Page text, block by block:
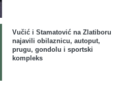
Vučić i Stamatović na Zlatiboru
najavili obilaznicu, autoput,
prugu, gondolu i sportski
kompleks